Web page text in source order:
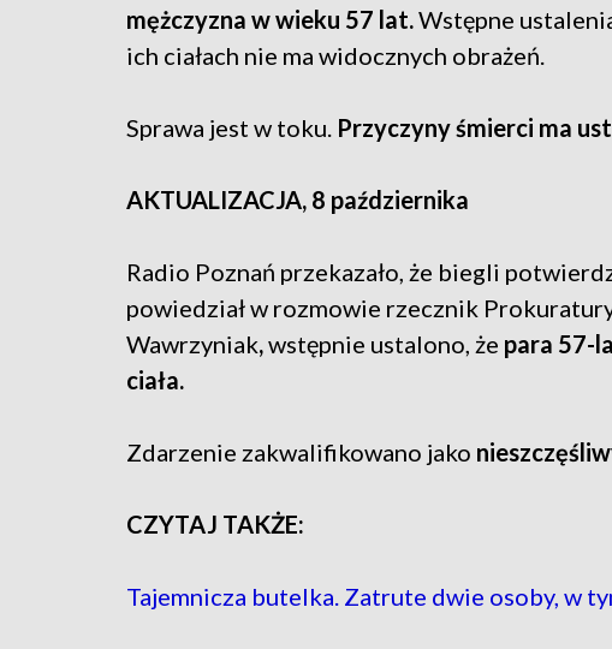
mężczyzna w wieku 57 lat.Wstępne
ich ciałach nie ma widocznych obrażeń.
Sprawa jest w toku. Przyczyny śmierci ma
AKTUALIZACJA, 8 października
Radio Poznań przekazało, że biegli
powiedział w rozmowie rzecznik
Wawrzyniak,wstępnie ustalono, że para 57-
ciała.
Zdarzenie zakwalifikowano jako
CZYTAJ TAKŻE:
Tajemnicza butelka. Zatrute dwie osoby, w